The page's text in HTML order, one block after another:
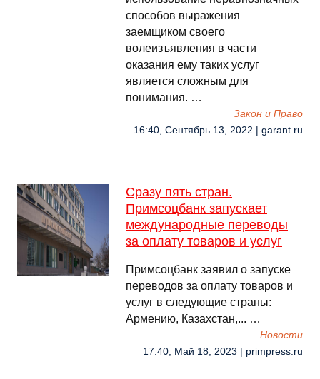
способов выражения
заемщиком своего
волеизъявления в части
оказания ему таких услуг
является сложным для
понимания. …
Закон и Право
16:40, Сентябрь 13, 2022 | garant.ru
Сразу пять стран.
Примсоцбанк запускает
международные переводы
за оплату товаров и услуг
Примсоцбанк заявил о запуске
переводов за оплату товаров и
услуг в следующие страны:
Армению, Казахстан,... …
Новости
17:40, Май 18, 2023 | primpress.ru